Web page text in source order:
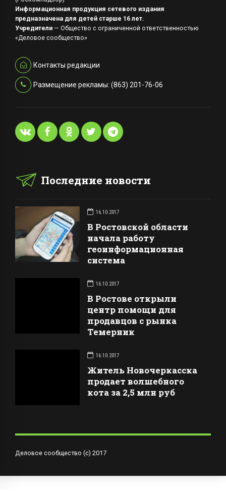
Информационная продукция сетевого издания
предназначена для детей старше 16 лет.
Учредители — Общество с ограниченной ответственностью
«Деловое сообщество»
Контакты редакции
Размещение рекламы: (863) 201-76-06
Последние новости
16.10.2017
В Ростовской области
начала работу
геоинформационная
система
16.10.2017
В Ростове открыли
центр помощи для
продавцов с рынка
Темерник
16.10.2017
Житель Новочеркасска
продает волшебного
кота за 2,5 млн руб
Деловое сообщество (с) 2017